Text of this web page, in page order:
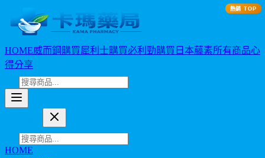
HOME威而鋼購買犀利士購買必利勁購買 日本藤素所有商品心
得分享
HOME
熱銷 TOP